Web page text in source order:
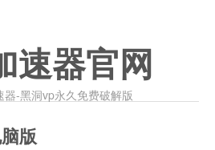
速器官网
器-黑洞vp永久免费破解版
版